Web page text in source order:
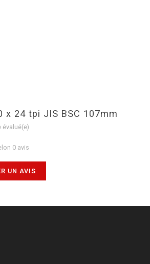
x 24 tpi JIS BSC 107mm
évalué(e)
0 avis
UN AVIS